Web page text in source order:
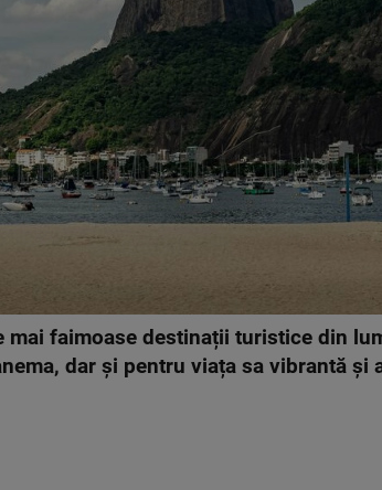
mai faimoase destinații turistice din
dar și pentru viața sa vibrantă și